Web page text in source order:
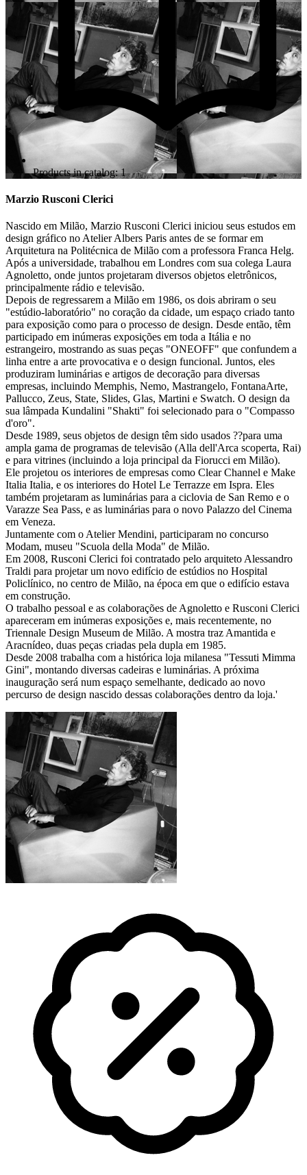
Products in catalog: 1
Marzio Rusconi Clerici
Nascido em Milão, Marzio Rusconi Clerici iniciou seus estudos em
design gráfico no Atelier Albers Paris antes de se formar em
Arquitetura na Politécnica de Milão com a professora Franca Helg.
Após a universidade, trabalhou em Londres com sua colega Laura
Agnoletto, onde juntos projetaram diversos objetos eletrônicos,
principalmente rádio e televisão.
Depois de regressarem a Milão em 1986, os dois abriram o seu
"estúdio-laboratório" no coração da cidade, um espaço criado tanto
para exposição como para o processo de design. Desde então, têm
participado em inúmeras exposições em toda a Itália e no
estrangeiro, mostrando as suas peças "ONEOFF" que confundem a
linha entre a arte provocativa e o design funcional. Juntos, eles
produziram luminárias e artigos de decoração para diversas
empresas, incluindo Memphis, Nemo, Mastrangelo, FontanaArte,
Pallucco, Zeus, State, Slides, Glas, Martini e Swatch. O design da
sua lâmpada Kundalini "Shakti" foi selecionado para o "Compasso
d'oro".
Desde 1989, seus objetos de design têm sido usados ??para uma
ampla gama de programas de televisão (Alla dell'Arca scoperta, Rai)
e para vitrines (incluindo a loja principal da Fiorucci em Milão).
Ele projetou os interiores de empresas como Clear Channel e Make
Italia Italia, e os interiores do Hotel Le Terrazze em Ispra. Eles
também projetaram as luminárias para a ciclovia de San Remo e o
Varazze Sea Pass, e as luminárias para o novo Palazzo del Cinema
em Veneza.
Juntamente com o Atelier Mendini, participaram no concurso
Modam, museu "Scuola della Moda" de Milão.
Em 2008, Rusconi Clerici foi contratado pelo arquiteto Alessandro
Traldi para projetar um novo edifício de estúdios no Hospital
Policlínico, no centro de Milão, na época em que o edifício estava
em construção.
O trabalho pessoal e as colaborações de Agnoletto e Rusconi Clerici
apareceram em inúmeras exposições e, mais recentemente, no
Triennale Design Museum de Milão. A mostra traz Amantida e
Aracnídeo, duas peças criadas pela dupla em 1985.
Desde 2008 trabalha com a histórica loja milanesa "Tessuti Mimma
Gini", montando diversas cadeiras e luminárias. A próxima
inauguração será num espaço semelhante, dedicado ao novo
percurso de design nascido dessas colaborações dentro da loja.'